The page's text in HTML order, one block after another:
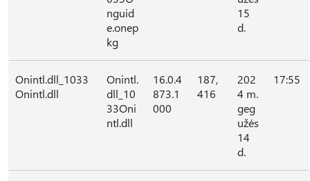
nguid
e.onep
kg
15
d.
Onintl.dll_1033
Onintl.dll
Onintl.
dll_10
33Oni
ntl.dll
16.0.4
873.1
000
187,
416
202
4 m.
geg
užės
14
d.
17:55